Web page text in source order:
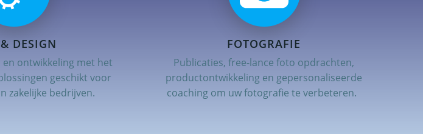
DESIGN
ontwikkeling met het
geschikt voor
zakelijke bedrijven.
FOTOGRAFIE
Publicaties, free-lance foto opdrachten,
productontwikkeling en gepersonaliseerde
coaching om uw fotografie te verbeteren.